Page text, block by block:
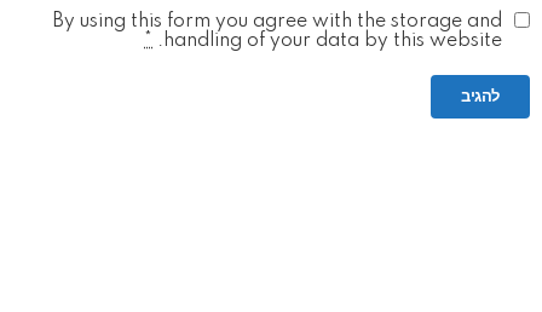
By using this form you agree with the storage and
handling of your data by this website.